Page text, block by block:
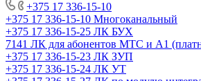
+375 17 336-15-10
+375 17 336-15-10 Многоканальный
+375 17 336-15-25 ЛК БУХ
7141 ЛК для абонентов МТС и А1
+375 17 336-15-23 ЛК ЗУП
+375 17 336-15-24 ЛК УТ